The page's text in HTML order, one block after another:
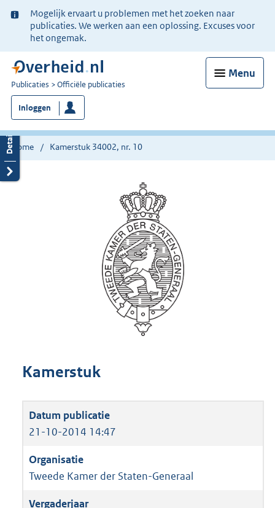
Ter
informatie:
Mogelijk ervaart u problemen met het zoeken naar
publicaties. We werken aan een oplossing. Excuses voor
het ongemak.
Menu
U
bent
nu
hier:
Publicaties Officiële publicaties
Inloggen
Home Kamerstuk 34002, nr. 10
Kamerstuk
21-10-2014 14:47
Tweede Kamer der Staten-Generaal